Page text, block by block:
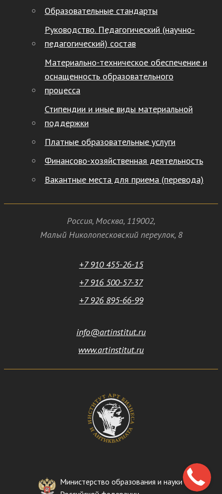
Образовательные стандарты
Руководство. Педагогический (научно-
педагогический) состав
Материально-техническое обеспечение и
оснащенность образовательного
процесса
Стипендии и иные виды материальной
поддержки
Платные образовательные услуги
Финансово-хозяйственная деятельность
Вакантные места для приема (перевода)
Россия, Москва, 119002,
Малый Николопесковский переулок,8
+7 910 455-26-15
+7 916 500-57-37
+7 926 895-66-99
info@artinstitut.ru
www.artinstitut.ru
Министерство образования и науки